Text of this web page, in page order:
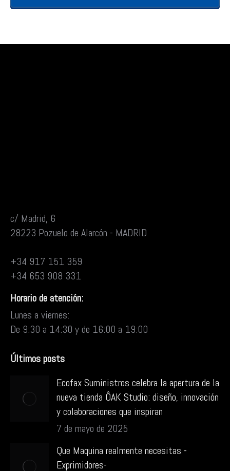
c/ Madrid, 6
28223 Pozuelo de Alarcón - MADRID
+34 917 151 359
+34 653 908 331
Horario de atención:
Lunes a viernes:
De 9:30 a 14:30 y de 16:00 a 19:00
Últimos posts
Ecofax Suministros celebra la apertura de la
nueva tienda ÔAK Studio: diseño, innovación
y colaboraciones que inspiran
7 de mayo de 2025
Que Maquina realmente necesitas -
Exprimidores-